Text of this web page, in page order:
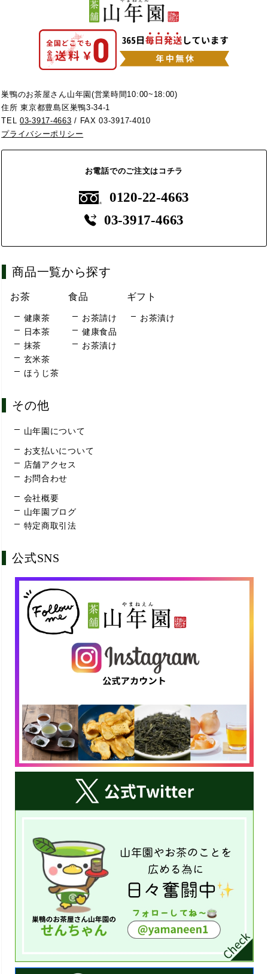
巣鴨のお茶屋さん山年園(営業時間10:00~18:00)
住所 東京都豊島区巣鴨3-34-1
TEL03-3917-4663 / FAX 03-3917-4010
プライバシーポリシー
お電話でのご注文はコチラ
0120-22-4663
03-3917-4663
商品一覧から探す
お茶
健康茶
日本茶
抹茶
玄米茶
ほうじ茶
食品
お茶請け
健康食品
お茶漬け
ギフト
お茶漬け
その他
山年園について
お支払いについて
店舗アクセス
お問合わせ
会社概要
山年園ブログ
特定商取引法
公式SNS